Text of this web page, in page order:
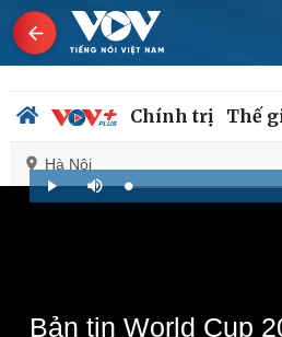
Chính trị Thế
Hà Nội
Tổ chức nhân sự
Play Mute Loaded:
1.13%
Bản tin World Cup